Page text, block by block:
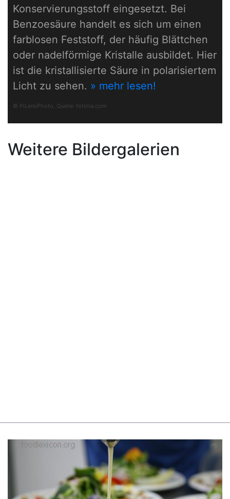
Konservierungsstoff eingesetzt. Bei
Benzoesäure handelt es sich um einen
farblosen Feststoff, der häufig Blättchen
oder nadelförmige Kristalle ausbildet. Hier
ist die kristallisierte Säure in polarisiertem
Licht zu sehen. » mehr lesen!
© PiLensPhoto, Quelle: fotolia.com
Weitere Bildergalerien